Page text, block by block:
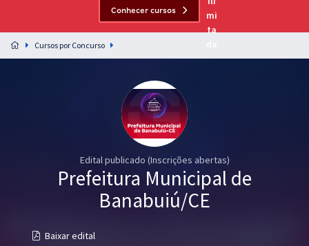
Preparação completa e intensiva para as principais
residências em saúde do Brasil
Conhecer cursos
Cursos por Concurso
Edital publicado (Inscrições abertas)
Prefeitura Municipal de
Banabuiú/CE
Baixar edital